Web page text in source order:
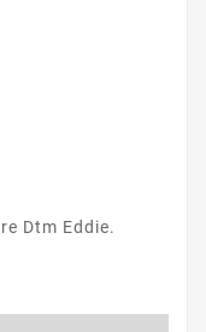
Dtm Eddie.